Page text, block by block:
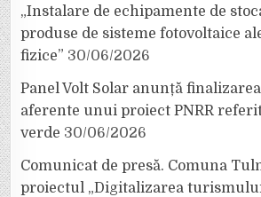
„Instalare de echipamente de
produse de sisteme fotovoltaice
fizice” 30/06/2026
Panel Volt Solar anunță
aferente unui proiect PNRR
verde 30/06/2026
Comunicat de presă. Comuna
proiectul „Digitalizarea